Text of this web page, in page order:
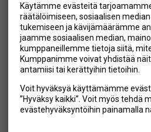
Käytämme evästeitä
räätälöimiseen, sosiaalisen
tukemiseen ja kävijämäärämme
jaamme sosiaalisen median,
kumppaneillemme tietoja siitä,
Kumppanimme voivat yhdistää
antamiisi tai kerättyihin tietoihin.
Voit hyväksyä käyttämämme
”Hyväksy kaikki”. Voit myös tehdä
evästehyväksyntöihin painamalla
YHTEYSTIEDOT
Hyväksyn henkilötietojen tallentamisen (
Tilaa